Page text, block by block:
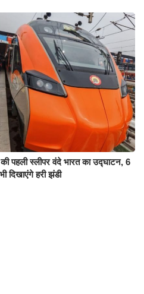
पहली स्लीपर वंदे भारत का उद्घाटन, 6
दिखाएंगे हरी झंडी